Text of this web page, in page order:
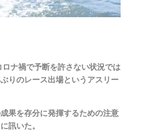
ナ禍で予断を許さない状況では
りのレース出場というアスリー
果を存分に発揮するための注意
訊いた。